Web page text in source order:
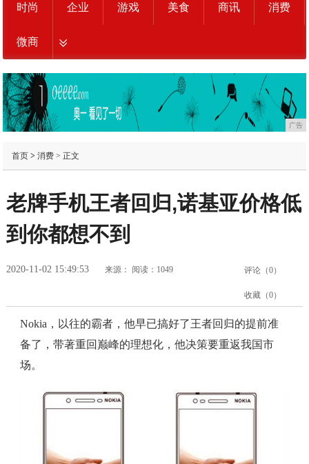
时尚 企业 游戏 美食 商讯 消费
微商
广告
首页> 消费> 正文
老牌手机王者回归,诺基亚价格低
到你都想不到
2020-11-02 15:49:53 来源： 阅读：1049 评论（0）
收藏（0）
Nokia，以往的霸者，他早已搞好了王者回归的提前准
备了，带著重回巅峰的理想化，他决策要重返我国市
场。